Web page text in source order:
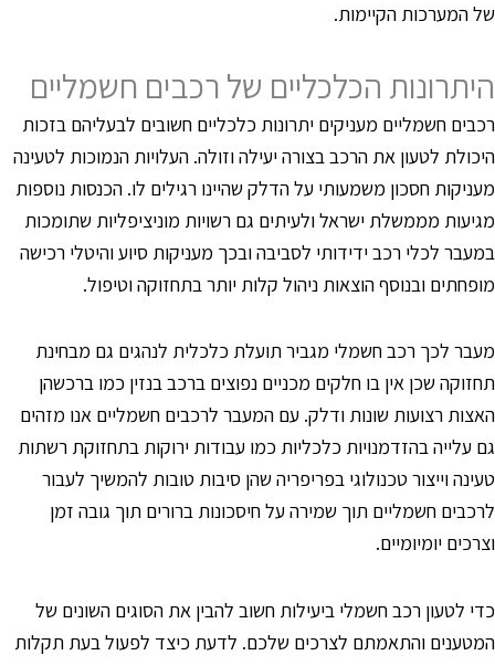
המערכות הקיימות.
הכלכליים של רכבים חשמליים
חשמליים מעניקים יתרונות כלכליים חשובים לבעליהם בזכות
לטעון את הרכב בצורה יעילה וזולה. העלויות הנמוכות לטעינה
חסכון משמעותי על הדלק שהיינו רגילים לו. הכנסות נוספות
מממשלת ישראל ולעיתים גם רשויות מוניציפליות שתומכות
לכלי רכב ידידותי לסביבה ובכך מעניקות סיוע והיטלי רכישה
ובנוסף הוצאות ניהול קלות יותר בתחזוקה וטיפול.
לכך רכב חשמלי מגביר תועלת כלכלית לנהגים גם מבחינת
שכן אין בו חלקים מכניים נפוצים ברכב בנזין כמו ברכשהן
רצועות שונות ודלק. עם המעבר לרכבים חשמליים אנו מזהים
עלייה בהזדמנויות כלכליות כמו עבודות ירוקות בתחזוקת רשתות
וייצור טכנולוגי בפריפריה שהן סיבות טובות להמשיך לעבור
חשמליים תוך שמירה על חיסכונות ברורים תוך גובה זמן
יומיומיים.
לטעון רכב חשמלי ביעילות חשוב להבין את הסוגים השונים של
והתאמתם לצרכים שלכם. לדעת כיצד לפעול בעת תקלות